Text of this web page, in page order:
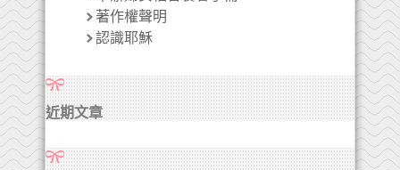
著作權聲明
認識耶穌
近期文章